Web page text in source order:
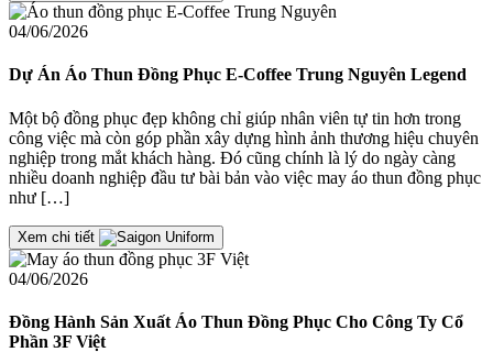
04/06/2026
Dự Án Áo Thun Đồng Phục E-Coffee Trung Nguyên Legend
Một bộ đồng phục đẹp không chỉ giúp nhân viên tự tin hơn trong
công việc mà còn góp phần xây dựng hình ảnh thương hiệu chuyên
nghiệp trong mắt khách hàng. Đó cũng chính là lý do ngày càng
nhiều doanh nghiệp đầu tư bài bản vào việc may áo thun đồng phục
như […]
Xem chi tiết
04/06/2026
Đồng Hành Sản Xuất Áo Thun Đồng Phục Cho Công Ty Cổ
Phần 3F Việt